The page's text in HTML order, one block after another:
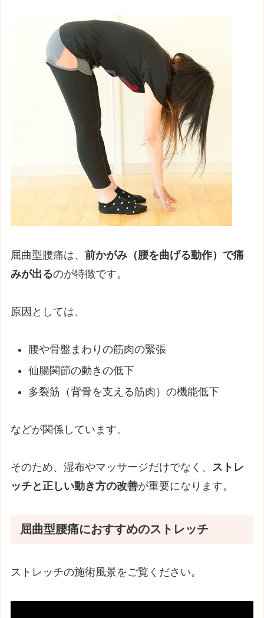
屈曲型腰痛は、前かがみ（腰を曲げる動作）で痛
みが出るのが特徴です。
原因としては、
腰や骨盤まわりの筋肉の緊張
仙腸関節の動きの低下
多裂筋（背骨を支える筋肉）の機能低下
などが関係しています。
そのため、湿布やマッサージだけでなく、 ストレ
ッチと正しい動き方の改善が重要になります。
屈曲型腰痛におすすめのストレッチ
ストレッチの施術風景をご覧ください。